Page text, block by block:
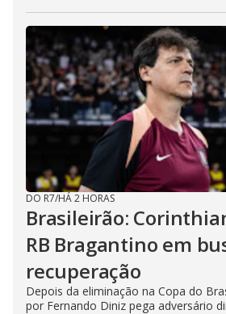
DO R7/HÁ 2 HORAS
Brasileirão:
RB Bragantino em
recuperação
Depois da eliminação na Copa do
por Fernando Diniz pega adversário